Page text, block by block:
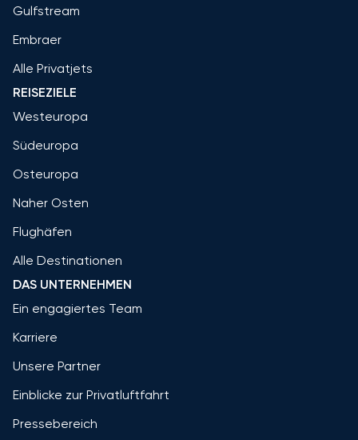
Gulfstream
Embraer
Alle Privatjets
REISEZIELE
Westeuropa
Südeuropa
Osteuropa
Naher Osten
Flughäfen
Alle Destinationen
DAS UNTERNEHMEN
Ein engagiertes Team
Karriere
Unsere Partner
Einblicke zur Privatluftfahrt
Pressebereich